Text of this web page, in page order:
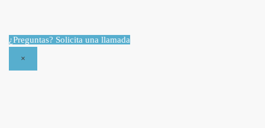
¿Preguntas? Solicita una llamada
×